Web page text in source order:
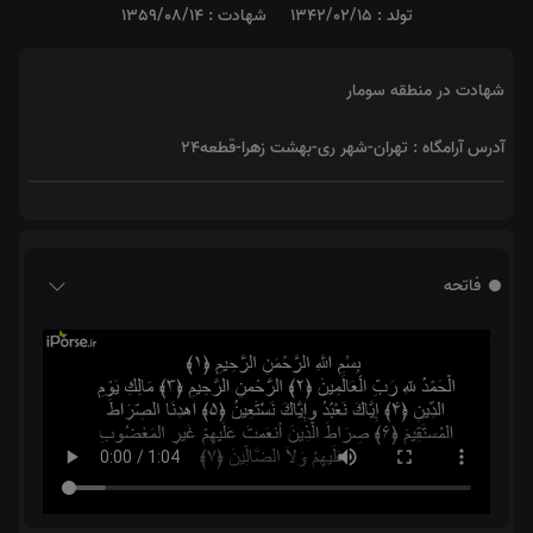
تولد : 1342/02/15 شهادت : 1359/08/14
شهادت در منطقه سومار
آدرس آرامگاه : تهران-شهر ری-بهشت زهرا-قطعه24
فاتحه